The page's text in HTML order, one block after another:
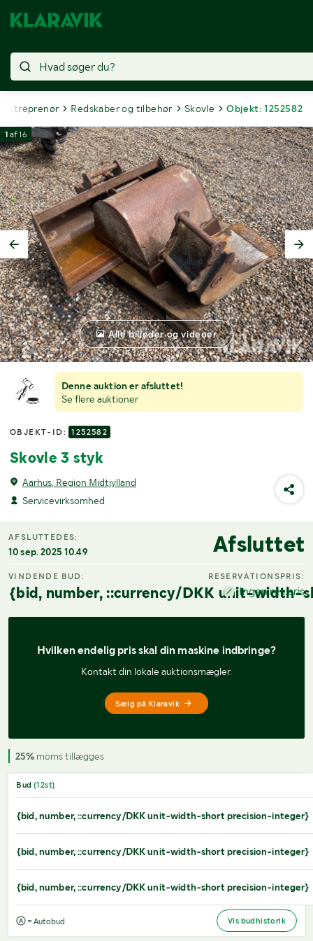
Entreprenør Redskaber og tilbehør Skovle Objekt: 1252582
Denne auktion er afsluttet!
Se flere auktioner
OBJEKT-ID: 1252582
Skovle 3 styk
Aarhus, Region Midtjylland
Servicevirksomhed
1 af16
Alle billeder og videoer
AFSLUTTEDES:
10 sep. 2025 10.49 Afsluttet
VINDENDE BUD:
{bid, number, ::currency/DKK unit-width-
RESERVATIONSPRIS:
Ingen res.pris
Hvilken endelig pris skal din maskine indbringe?
Kontakt din lokale auktionsmægler.
Sælg på Klaravik
25% moms tillægges
Bud (12st)
{bid, number, ::currency/DKK unit-width-short precision-integer}
{bid, number, ::currency/DKK unit-width-short precision-integer}
{bid, number, ::currency/DKK unit-width-short precision-integer}
= Autobud Vis budhistorik